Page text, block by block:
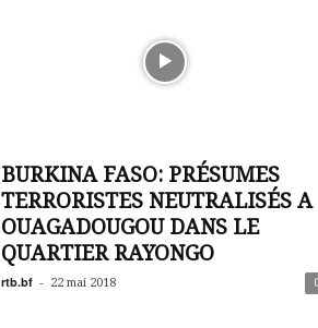
BURKINA FASO: PRÉSUMES
TERRORISTES NEUTRALISÉS A
OUAGADOUGOU DANS LE
QUARTIER RAYONGO
rtb.bf - 22 mai 2018